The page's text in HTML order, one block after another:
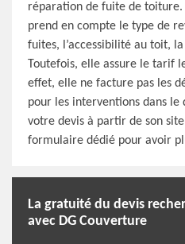
réparation de fuite de
prend en compte le type de
fuites, l’accessibilité au toit,
Toutefois, elle assure le tarif
effet, elle ne facture pas les
pour les interventions dans le
votre devis à partir de son
formulaire dédié pour avoir
La gratuité du devis
avec DG Couverture